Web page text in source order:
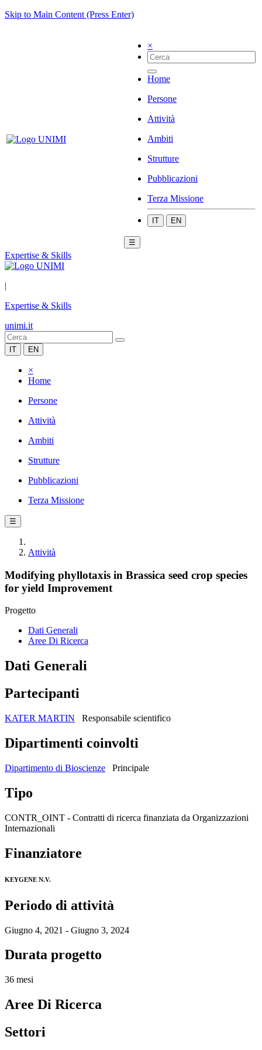
Skip to Main Content (Press Enter)
×
Home
Persone
Attività
Ambiti
Strutture
Pubblicazioni
Terza Missione
IT EN
☰
Expertise & Skills
|
Expertise & Skills
unimi.it
IT EN
×
Home
Persone
Attività
Ambiti
Strutture
Pubblicazioni
Terza Missione
☰
Attività
Modifying phyllotaxis in Brassica seed crop species
for yield Improvement
Progetto
Dati Generali
Aree Di Ricerca
Dati Generali
Partecipanti
KATER MARTIN Responsabile scientifico
Dipartimenti coinvolti
Dipartimento di Bioscienze Principale
Tipo
CONTR_OINT - Contratti di ricerca finanziata da Organizzazioni
Internazionali
Finanziatore
KEYGENE N.V.
Periodo di attività
Giugno 4, 2021 - Giugno 3, 2024
Durata progetto
36 mesi
Aree Di Ricerca
Settori